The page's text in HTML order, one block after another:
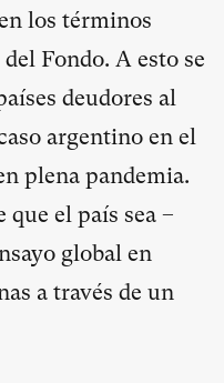
los términos
Fondo. A esto se
deudores al
argentino en el
plena pandemia.
el país sea –
global en
a través de un